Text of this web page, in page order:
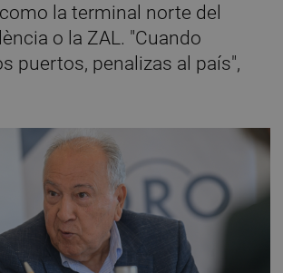
la terminal norte del
o la ZAL. "Cuando
puertos, penalizas al país",